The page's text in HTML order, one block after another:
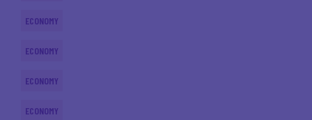
ECONOMY
ECONOMY
ECONOMY
ECONOMY